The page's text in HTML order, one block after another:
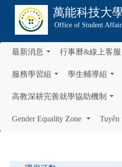
萬能科技大
Office of Student
最新消息 行事曆&線上客服
服務學習組 學生輔導組
高教深耕完善就學協助機制
Gender Equality Zone
Tuyên